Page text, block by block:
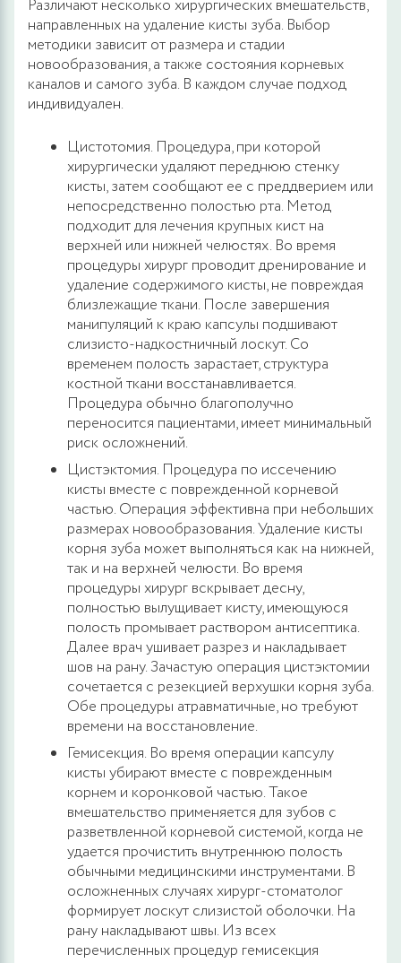
Различают несколько хирургических вмешательств,
направленных на удаление кисты зуба. Выбор
методики зависит от размера и стадии
новообразования, а также состояния корневых
каналов и самого зуба. В каждом случае подход
индивидуален.
Цистотомия. Процедура, при которой
хирургически удаляют переднюю стенку
кисты, затем сообщают ее с преддверием или
непосредственно полостью рта. Метод
подходит для лечения крупных кист на
верхней или нижней челюстях. Во время
процедуры хирург проводит дренирование и
удаление содержимого кисты, не повреждая
близлежащие ткани. После завершения
манипуляций к краю капсулы подшивают
слизисто-надкостничный лоскут. Со
временем полость зарастает, структура
костной ткани восстанавливается.
Процедура обычно благополучно
переносится пациентами, имеет минимальный
риск осложнений.
Цистэктомия. Процедура по иссечению
кисты вместе с поврежденной корневой
частью. Операция эффективна при небольших
размерах новообразования. Удаление кисты
корня зуба может выполняться как на нижней,
так и на верхней челюсти. Во время
процедуры хирург вскрывает десну,
полностью вылущивает кисту, имеющуюся
полость промывает раствором антисептика.
Далее врач ушивает разрез и накладывает
шов на рану. Зачастую операция цистэктомии
сочетается с резекцией верхушки корня зуба.
Обе процедуры атравматичные, но требуют
времени на восстановление.
Гемисекция. Во время операции капсулу
кисты убирают вместе с поврежденным
корнем и коронковой частью. Такое
вмешательство применяется для зубов с
разветвленной корневой системой, когда не
удается прочистить внутреннюю полость
обычными медицинскими инструментами. В
осложненных случаях хирург-стоматолог
формирует лоскут слизистой оболочки. На
рану накладывают швы. Из всех
перечисленных процедур гемисекция